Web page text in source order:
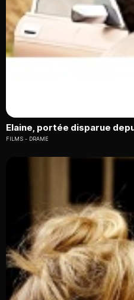
Elaine, portée disparue
FILMS DRAME